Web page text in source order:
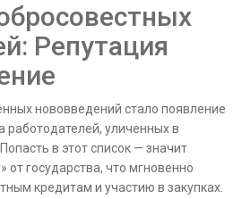
Репутация
нововведений стало появление
работодателей, уличенных в
в этот список — значит
от государства, что мгновенно
кредитам и участию в закупках.